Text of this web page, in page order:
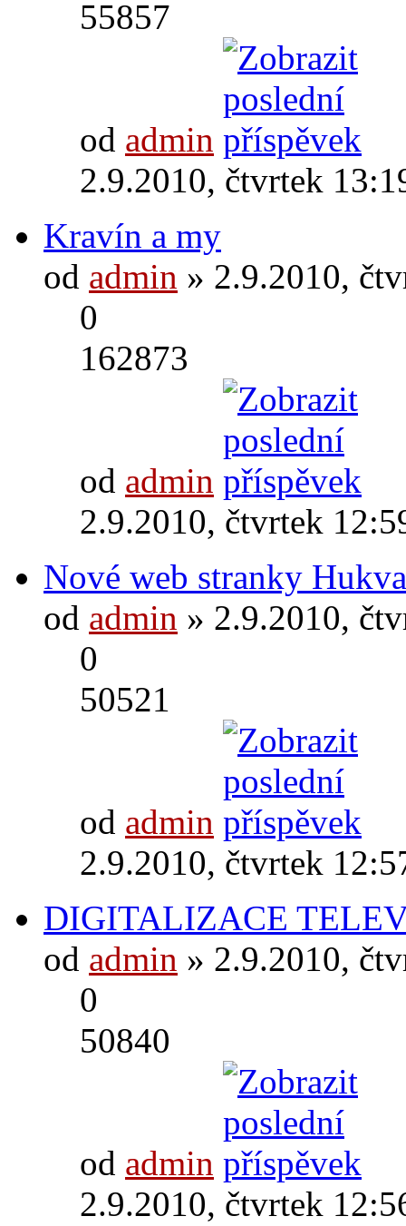
55857
od admin
2.9.2010, čtvrtek
Kravín a my
od admin » 2.9.2010,
0
162873
od admin
2.9.2010, čtvrtek
Nové web stranky
od admin » 2.9.2010,
0
50521
od admin
2.9.2010, čtvrtek
DIGITALIZACE
od admin » 2.9.2010,
0
50840
od admin
2.9.2010, čtvrtek